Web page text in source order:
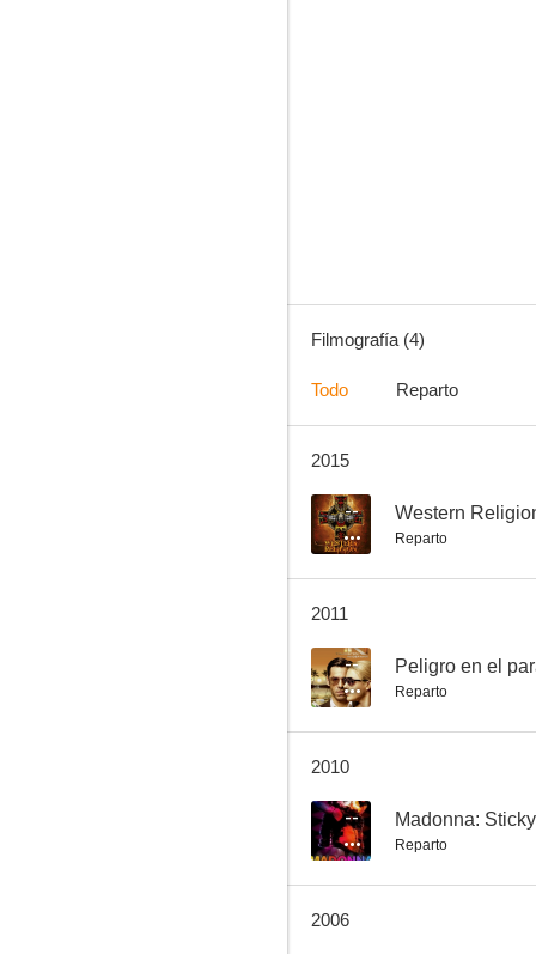
Filmografía (4)
Todo Reparto
2015
-- Western
Reparto
2011
-- Peligro en el
Reparto
2010
-- Madonna:
Reparto
2006